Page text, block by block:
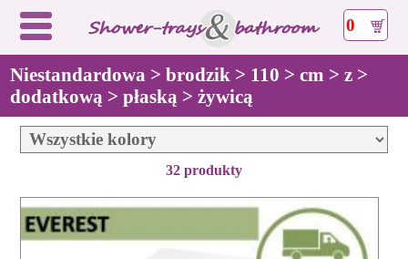
0
Niestandardowa > brodzik > 110 > cm > z >
dodatkową > płaską > żywicą
32 produkty